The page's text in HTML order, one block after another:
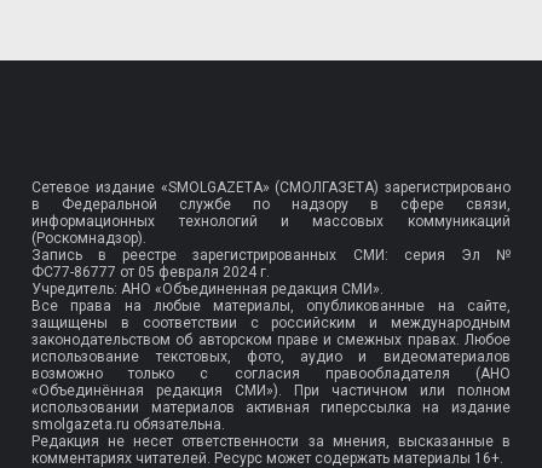
Сетевое издание «SMOLGAZETA» (СМОЛГАЗЕТА) зарегистрировано
в Федеральной службе по надзору в сфере связи,
информационных технологий и массовых коммуникаций
(Роскомнадзор).
Запись в реестре зарегистрированных СМИ: серия Эл №
ФС77-86777 от 05 февраля 2024 г.
Учредитель: АНО «Объединенная редакция СМИ».
Все права на любые материалы, опубликованные на сайте,
защищены в соответствии с российским и международным
законодательством об авторском праве и смежных правах. Любое
использование текстовых, фото, аудио и видеоматериалов
возможно только с согласия правообладателя (АНО
«Объединённая редакция СМИ»). При частичном или полном
использовании материалов активная гиперссылка на издание
smolgazeta.ru обязательна.
Редакция не несет ответственности за мнения, высказанные в
комментариях читателей. Ресурс может содержать материалы 16+.